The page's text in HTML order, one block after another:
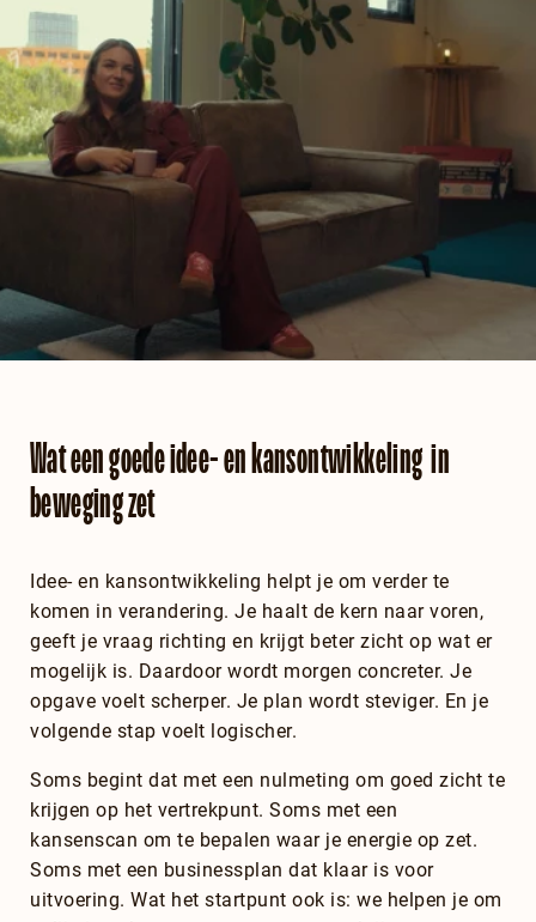
Wat een goede idee- en kansontwikkeling in
beweging zet
Idee- en kansontwikkeling helpt je om verder te
komen in verandering. Je haalt de kern naar voren,
geeft je vraag richting en krijgt beter zicht op wat er
mogelijk is. Daardoor wordt morgen concreter. Je
opgave voelt scherper. Je plan wordt steviger. En je
volgende stap voelt logischer.
Soms begint dat met een nulmeting om goed zicht te
krijgen op het vertrekpunt. Soms met een
kansenscan om te bepalen waar je energie op zet.
Soms met een businessplan dat klaar is voor
uitvoering. Wat het startpunt ook is: we helpen je om